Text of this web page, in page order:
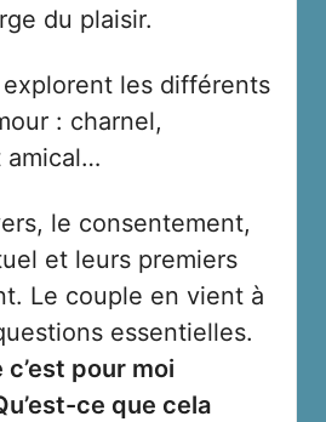
du plaisir.
les différents
: charnel,
amical…
le consentement,
et leurs premiers
Le couple en vient à
essentielles.
c’est pour moi
ce que cela